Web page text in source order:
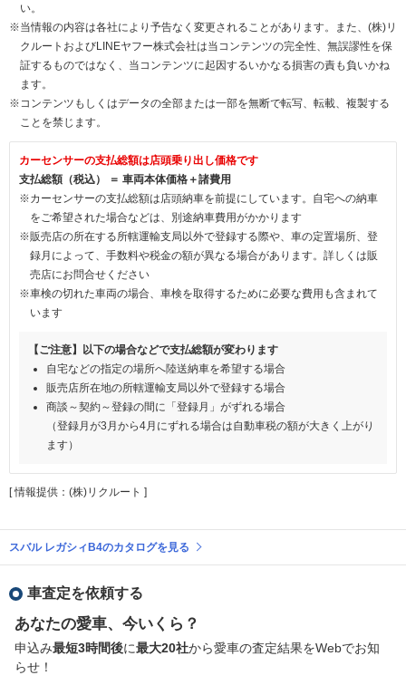
い。
※当情報の内容は各社により予告なく変更されることがあります。また、(株)リ
クルートおよびLINEヤフー株式会社は当コンテンツの完全性、無誤謬性を保
証するものではなく、当コンテンツに起因するいかなる損害の責も負いかね
ます。
※コンテンツもしくはデータの全部または一部を無断で転写、転載、複製する
ことを禁じます。
カーセンサーの支払総額は店頭乗り出し価格です
支払総額（税込） ＝ 車両本体価格＋諸費用
※カーセンサーの支払総額は店頭納車を前提にしています。自宅への納車
をご希望された場合などは、別途納車費用がかかります
※販売店の所在する所轄運輸支局以外で登録する際や、車の定置場所、登
録月によって、手数料や税金の額が異なる場合があります。詳しくは販
売店にお問合せください
※車検の切れた車両の場合、車検を取得するために必要な費用も含まれて
います
【ご注意】以下の場合などで支払総額が変わります
自宅などの指定の場所へ陸送納車を希望する場合
販売店所在地の所轄運輸支局以外で登録する場合
商談～契約～登録の間に「登録月」がずれる場合
（登録月が3月から4月にずれる場合は自動車税の額が大きく上がり
ます）
[ 情報提供：(株)リクルート ]
スバル レガシィB4のカタログを見る
車査定を依頼する
あなたの愛車、今いくら？
申込み最短3時間後に最大20社から愛車の査定結果をWebでお知
らせ！